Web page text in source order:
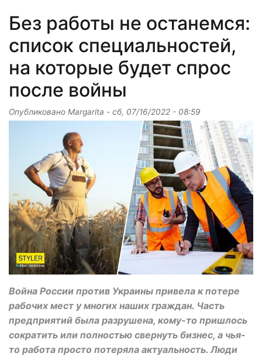
Без работы не останемся:
список специальностей,
на которые будет спрос
после войны
Опубликовано Margarita - сб, 07/16/2022 - 08:59
Война России против Украины привела к потере
рабочих мест у многих наших граждан. Часть
предприятий была разрушена, кому-то пришлось
сократить или полностью свернуть бизнес, а чья-
то работа просто потеряла актуальность. Люди